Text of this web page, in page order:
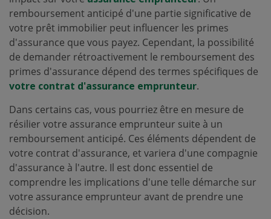
remboursement anticipé d'une partie significative de
votre prêt immobilier peut influencer les primes
d'assurance que vous payez. Cependant, la possibilité
de demander rétroactivement le remboursement des
primes d'assurance dépend des termes spécifiques de
votre contrat d'assurance emprunteur.
Dans certains cas, vous pourriez être en mesure de
résilier votre assurance emprunteur suite à un
remboursement anticipé. Ces éléments dépendent de
votre contrat d'assurance, et variera d'une compagnie
d'assurance à l'autre. Il est donc essentiel de
comprendre les implications d'une telle démarche sur
votre assurance emprunteur avant de prendre une
décision.